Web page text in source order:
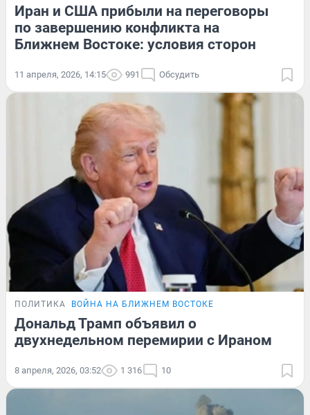
Иран и США прибыли на переговоры
по завершению конфликта на
Ближнем Востоке: условия сторон
11 апреля, 2026, 14:15 991 Обсудить
ПОЛИТИКА ВОЙНА НА БЛИЖНЕМ ВОСТОКЕ
Дональд Трамп объявил о
двухнедельном перемирии с Ираном
8 апреля, 2026, 03:52 1 316 10